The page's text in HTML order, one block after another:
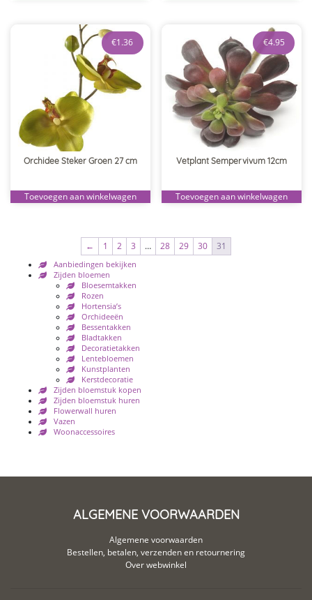
Aanbiedingen bekijken
Zijden bloemen
Bloesemtakken
Rozen
Hortensia’s
Orchideeën
Bessentakken
Bladtakken
Decoratietakken
Lentebloemen
Kunstplanten
Kerstdecoratie
Zijden bloemstuk kopen
Zijden bloemstuk huren
Flowerwall huren
Vazen
Woonaccessoires
Orchidee Steker Groen 27 cm
€1.36
Toevoegen aan winkelwagen
Vetplant Sempervivum 12cm
€4.95
Toevoegen aan winkelwagen
← 1 2 3 … 28 29 30 31
ALGEMENE VOORWAARDEN
Algemene voorwaarden
Bestellen, betalen, verzenden en retournering
Over webwinkel